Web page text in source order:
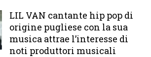
LIL VAN cantante hip pop di
origine pugliese con la sua
musica attrae l’interesse di
noti produttori musicali